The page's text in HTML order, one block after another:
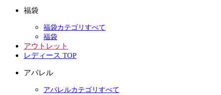
福袋
福袋カテゴリすべて
福袋
アウトレット
レディース TOP
アパレル
アパレルカテゴリすべて